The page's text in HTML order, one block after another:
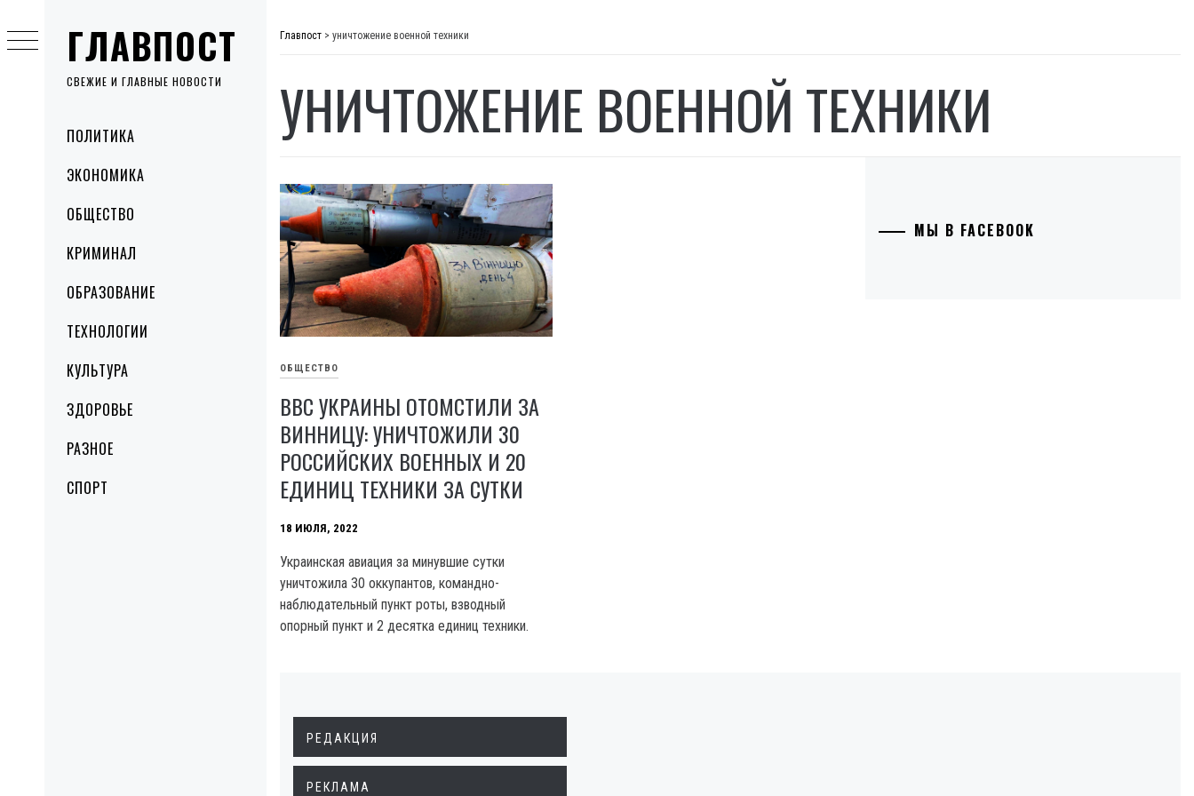
ГЛАВПОСТ
СВЕЖИЕ И ГЛАВНЫЕ НОВОСТИ
MenuПОЛИТИКА
ЭКОНОМИКА
ОБЩЕСТВО
КРИМИНАЛ
ОБРАЗОВАНИЕ
ТЕХНОЛОГИИ
КУЛЬТУРА
ЗДОРОВЬЕ
РАЗНОЕ
СПОРТ
to
content
Главпост > уничтожение военной техники
УНИЧТОЖЕНИЕ ВОЕННОЙ ТЕХНИКИ
ОБЩЕСТВО
ВВС УКРАИНЫ ОТОМСТИЛИ ЗА
ВИННИЦУ: УНИЧТОЖИЛИ 30
РОССИЙСКИХ ВОЕННЫХ И 20
ЕДИНИЦ ТЕХНИКИ ЗА СУТКИ
18 ИЮЛЯ, 2022
Украинская авиация за минувшие сутки
уничтожила 30 оккупантов, командно-
наблюдательный пункт роты, взводный
опорный пункт и 2 десятка единиц техники.
МЫ В FACEBOOK
РЕДАКЦИЯ
РЕКЛАМА